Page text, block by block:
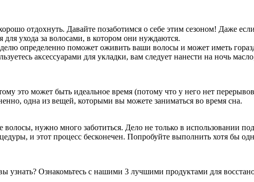
отдохнуть. Давайте позаботимся о себе этим сезоном! Даже
ухода за волосами, в котором они нуждаются.
определенно поможет оживить ваши волосы и может иметь
аксессуарами для укладки, вам следует нанести на ночь
это может быть идеальное время (потому что у него нет
одна из вещей, которыми вы можете заниматься во время сна.
нужно много заботиться. Дело не только в использовании
и этот процесс бесконечен. Попробуйте выполнить хотя бы
узнать? Ознакомьтесь с нашими 3 лучшими продуктами для